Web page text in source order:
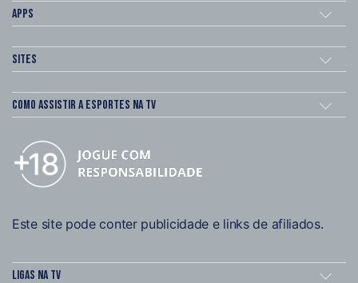
Apps
Sites
Como assistir a esportes na TV
Este site pode conter publicidade e links de afiliados.
Ligas na TV